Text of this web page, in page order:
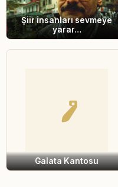
Şiir insanları sevmeye
yarar…
Galata Kantosu